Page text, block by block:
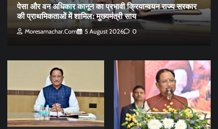
पेसा और वन अधिकार कानून का प्रभावी क्रियान्वयन राज्य सरकार
की प्राथमिकताओं में शामिल: मुख्यमंत्री साय
Moresamachar.com 5 August 2026 0